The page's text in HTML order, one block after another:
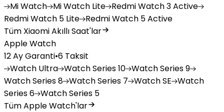
MiWatch MiWatch Lite RedmiWatch 3 Active
RedmiWatch 5 Lite RedmiWatch 5 Active
Tüm Xiaomi Akıllı Saat'lar
Apple Watch
12 Ay Garanti•6 Taksit
Watch Ultra WatchSeries 10 WatchSeries 9
WatchSeries 8 WatchSeries 7 WatchSE Watch
Series 6 WatchSeries 5
Tüm Apple Watch'lar